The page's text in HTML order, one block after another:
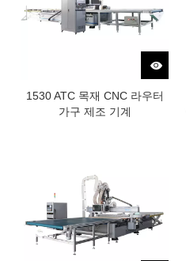
1530 ATC 목재 CNC 라우터
가구 제조 기계